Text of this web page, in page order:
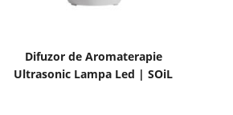
Difuzor de Aromaterapie
Ultrasonic Lampa Led | SOiL